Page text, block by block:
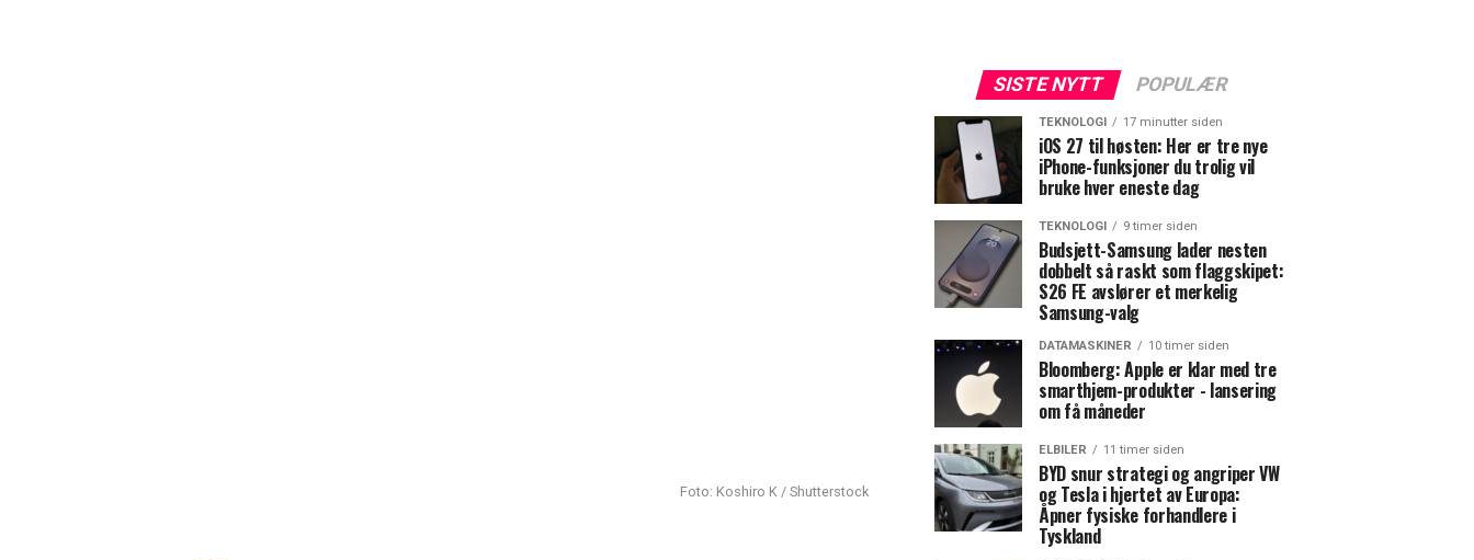
Foto: Koshiro K / Shutterstock
SISTE NYTT POPULÆR
TEKNOLOGI 17 minutter siden
iOS 27 til høsten: Her er tre nye
iPhone-funksjoner du trolig vil
bruke hver eneste dag
TEKNOLOGI 9 timer siden
Budsjett-Samsung lader nesten
dobbelt så raskt som flaggskipet:
S26 FE avslører et merkelig
Samsung-valg
DATAMASKINER 10 timer siden
Bloomberg: Apple er klar med tre
smarthjem-produkter - lansering
om få måneder
ELBILER 11 timer siden
BYD snur strategi og angriper VW
og Tesla i hjertet av Europa:
Åpner fysiske forhandlere i
Tyskland